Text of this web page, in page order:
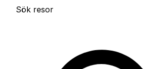
Sök resor